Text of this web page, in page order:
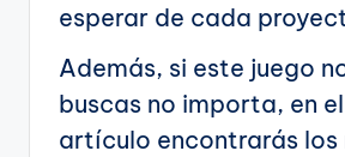
esperar de cada
Además, si este juego
buscas no importa, en
artículo encontrarás los